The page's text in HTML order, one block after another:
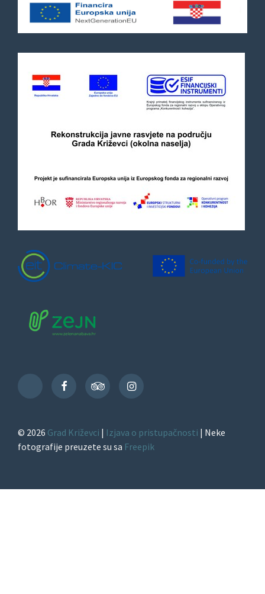
TikTok
FacebookTripAdvisorInstagram
© 2026 Grad Križevci | Izjava o pristupačnosti | Neke
fotografije preuzete su sa Freepik